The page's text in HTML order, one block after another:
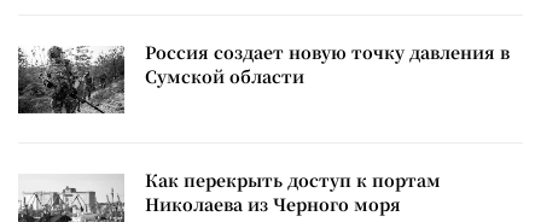
Россия создает новую точку давления в
Сумской области
Как перекрыть доступ к портам
Николаева из Черного моря